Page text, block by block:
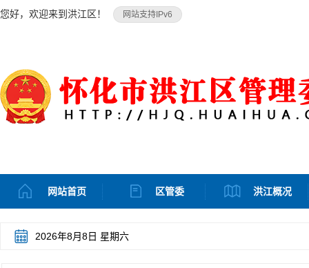
您好，欢迎来到洪江区！ 网站支持IPv6
网站首页 区管委 洪江概况
2026年8月8日 星期六